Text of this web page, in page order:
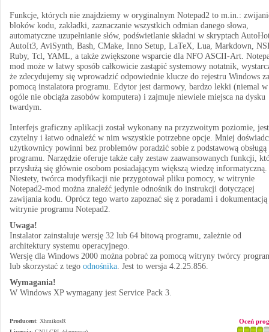
Funkcje, których nie znajdziemy w oryginalnym Notepad2 to m.in.:
bloków kodu, zakładki, zaznaczanie wszystkich odmian danego słowa,
automatyczne uzupełnianie słów, podświetlanie składni w skryptach
AutoIt3, AviSynth, Bash, CMake, Inno Setup, LaTeX, Lua, Markdown,
Ruby, Tcl, YAML, a także zwiększone wsparcie dla NFO ASCII-Art.
mod może w łatwy sposób całkowicie zastąpić systemowy notatnik,
że zdecydujemy się wprowadzić odpowiednie klucze do rejestru Windows za
pomocą instalatora programu. Edytor jest darmowy, bardzo lekki (niemal w
ogóle nie obciąża zasobów komputera) i zajmuje niewiele miejsca na dysku
twardym.
Interfejs graficzny aplikacji został wykonany na przyzwoitym poziomie, jest
czytelny i łatwo odnaleźć w nim wszystkie potrzebne opcje. Mniej
użytkownicy powinni bez problemów poradzić sobie z podstawową obsługą
programu. Narzędzie oferuje także cały zestaw zaawansowanych funkcji,
przysłużą się głównie osobom posiadającym większą wiedzę informatyczną.
Niestety, twórca modyfikacji nie przygotował pliku pomocy, w witrynie
Notepad2-mod można znaleźć jedynie odnośnik do instrukcji dotyczącej
zawijania kodu. Oprócz tego warto zapoznać się z poradami i
witrynie programu Notepad2.
Uwaga!
Instalator zainstaluje wersję 32 lub 64 bitową programu, zależnie od
architektury systemu operacyjnego.
Wersję dla Windows 2000 można pobrać za pomocą witryny twórcy
lub skorzystać z tego odnośnika. Jest to wersja 4.2.25.856.
Wymagania!
W Windows XP wymagany jest Service Pack 3.
Producent: XhmikosR
Oceń